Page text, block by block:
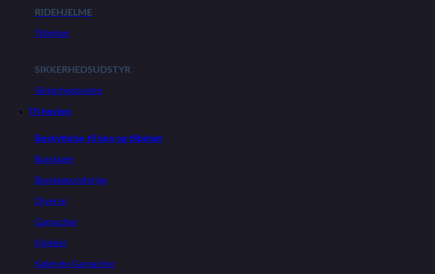
RIDEHJELME
Tilbehør
SIKKERHEDSUDSTYR
Sikkerhedsveste
Til hesten
Beskyttelse til ben og tilbehør
Bandager
Bandageunderlag
Diverse
Gamacher
Klokker
Kølende Gamacher